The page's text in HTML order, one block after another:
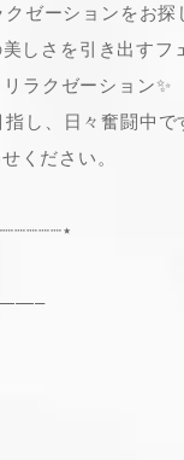
ゼーションをお探
しさを引き出すフ
ラクゼーション✨
し、日々奮闘中で
ください。